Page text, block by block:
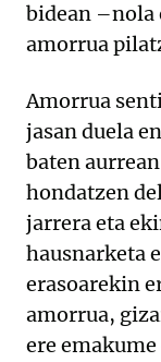
bidean –nola
amorrua
Amorrua
jasan duela
baten
hondatzen
jarrera eta
hausnarketa
erasoarekin
amorrua,
ere